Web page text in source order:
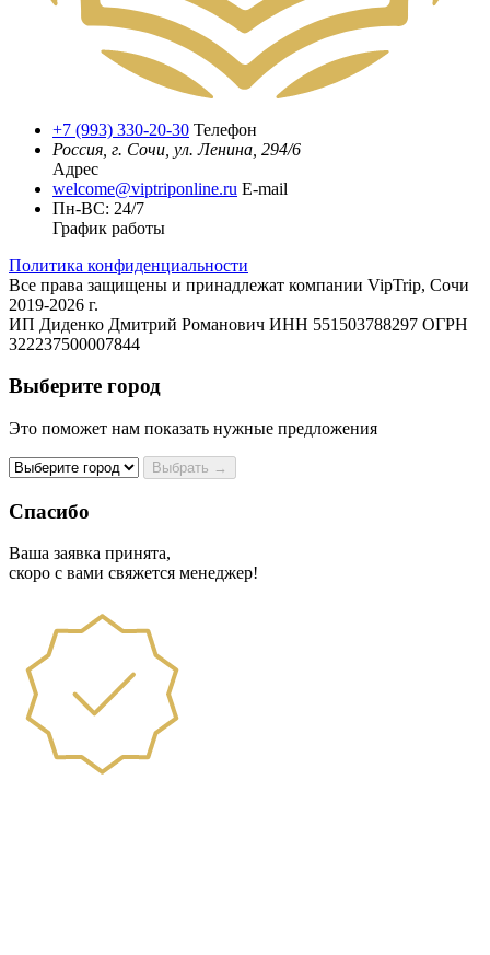
+7 (993) 330-20-30 Телефон
Россия, г. Сочи, ул. Ленина, 294/6
Адрес
welcome@viptriponline.ru E-mail
Пн-ВС: 24/7
График работы
Политика конфиденциальности
Все права защищены и принадлежат компании VipTrip, Сочи
2019-2026 г.
ИП Диденко Дмитрий Романович ИНН 551503788297 ОГРН
322237500007844
Выберите город
Это поможет нам показать нужные предложения
Выбрать →
Спасибо
Ваша заявка принята,
скоро с вами свяжется менеджер!